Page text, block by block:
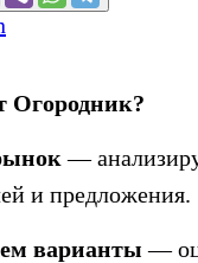
Огородник?
—
и предложения.
варианты —